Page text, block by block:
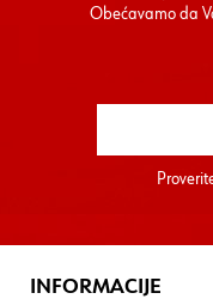
Obećavamo da
INFORMACIJE